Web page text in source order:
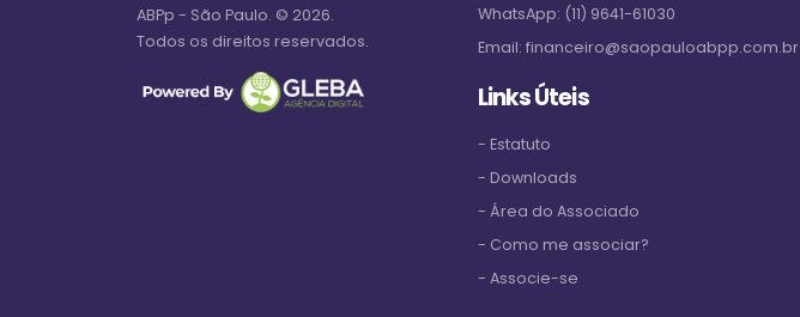
ABPp - São Paulo. © 2026.
Todos os direitos reservados.
WhatsApp: (11) 9641-61030
Email: financeiro@saopauloabpp.com.br
Links Úteis
- Estatuto
- Downloads
- Área do Associado
- Como me associar?
- Associe-se